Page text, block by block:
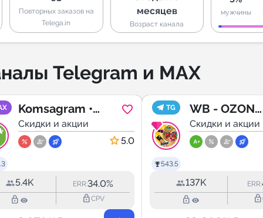
Повторных заказов на
Telega.in
месяцев
Возраст канала
мужчины
Telegram и MAX
Komsagram •
Объявления
Скидки и акции
5.0
5.4K ERR:34.0%
lock_outline lock_outlineCPV
TG
543.5
WB - OZON
скидки до
🔥
Скидки и акции
137K ERR:
lock_outline lock_outline